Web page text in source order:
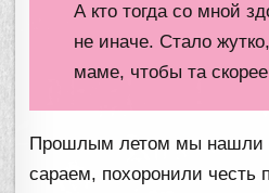
А кто тогда со мной
не иначе. Стало
маме, чтобы та
Прошлым летом мы нашли
сараем, похоронили честь